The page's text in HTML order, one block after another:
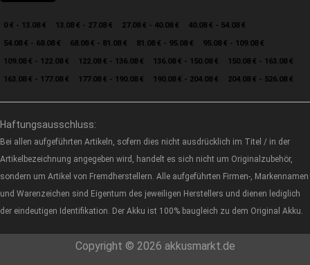
0 € - 13.08 € 13.08 € - 27.08 € 27.08 € - 40.08 €
40.08 € - 54.08 €
54.08 € - 68.08 €
68.08 € - 81.08 € 81.08 € - 95.08 €
95.08 € - 109.08 €
109.08 € - 122.08 €
122.08 € - 136.08 € 136.08 € - 150.08 €
150.08 € - 163.08 €
163.08 € - 177.08 €
177.08 € - 190.08 € 190.08 € - 204.08 € 204.08 € - 526.08 €
Haftungsausschluss:
Bei allen aufgeführten Artikeln, sofern dies nicht ausdrücklich im Titel / in der
Artikelbezeichnung angegeben wird, handelt es sich nicht um Originalzubehör,
sondern um Artikel von Fremdherstellern. Alle aufgeführten Firmen-, Markennamen
und Warenzeichen sind Eigentum des jeweiligen Herstellers und dienen lediglich
der eindeutigen Identifikation. Der Akku ist 100% baugleich zu dem Original Akku.
Copyright © 2026 akkusmarkt.de